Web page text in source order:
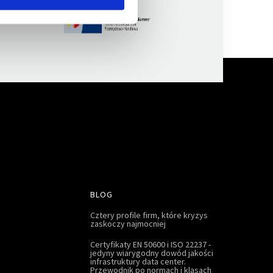
BLOG
Cztery profile firm, które kryzys
zaskoczy najmocniej
Certyfikaty EN 50600 i ISO 22237 -
jedyny wiarygodny dowód jakości
infrastruktury data center.
Przewodnik po normach i klasach